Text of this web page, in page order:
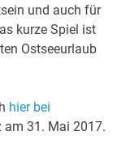
und auch für
kurze Spiel ist
Ostseeurlaub
hier bei
am 31. Mai 2017.